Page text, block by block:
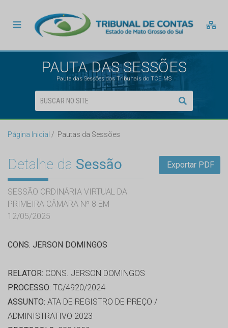
PAUTA DAS SESSÕES
Pauta das Sessões dos Tribunais do TCE MS
Página Inicial Pautas da Sessões
Detalhe da Sessão
SESSÃO ORDINÁRIA VIRTUAL DA
PRIMEIRA CÂMARA Nº 8 EM
12/05/2025
Exportar PDF
CONS. JERSON DOMINGOS
RELATOR: CONS. JERSON DOMINGOS
PROCESSO: TC/4920/2024
ASSUNTO: ATA DE REGISTRO DE PREÇO /
ADMINISTRATIVO 2023